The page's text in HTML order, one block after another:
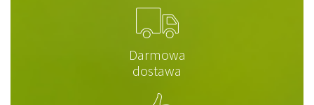
Darmowa
dostawa